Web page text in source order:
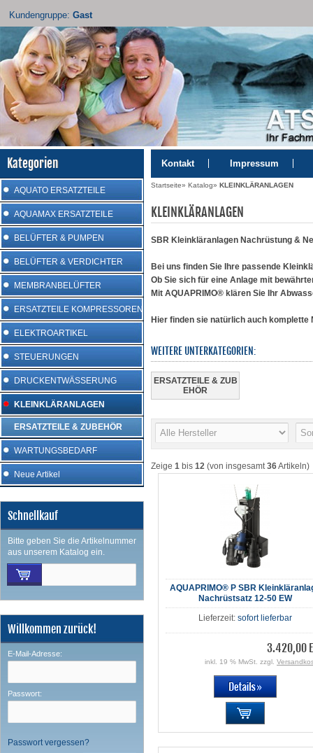
Kundengruppe: Gast
Kategorien
AQUATO ERSATZTEILE
AQUAMAX ERSATZTEILE
BELÜFTER & PUMPEN
BELÜFTER & VERDICHTER
MEMBRANBELÜFTER
ERSATZTEILE KOMPRESSOREN
ELEKTROARTIKEL
STEUERUNGEN
DRUCKENTWÄSSERUNG
KLEINKLÄRANLAGEN
ERSATZTEILE & ZUBEHÖR
WARTUNGSBEDARF
Neue Artikel
Schnellkauf
Bitte geben Sie die Artikelnummer
aus unserem Katalog ein.
Willkommen zurück!
E-Mail-Adresse:
Passwort:
Passwort vergessen?
Kontakt Impressum
Startseite» Katalog» KLEINKLÄRANLAGEN
KLEINKLÄRANLAGEN
SBR Kleinkläranlagen Nachrüstung &
Bei uns finden Sie Ihre passende
Ob Sie sich für eine Anlage mit
Mit AQUAPRIMO® klären Sie Ihr
Hier finden sie natürlich auch
WEITERE UNTERKATEGORIEN:
ERSATZTEILE & ZUB
EHÖR
Zeige 1 bis 12 (von insgesamt36Artikeln)
AQUAPRIMO® P SBR
Nachrüstsatz 12-50 EW
Lieferzeit: sofort lieferbar
3.420,00
inkl. 19 % MwSt. zzgl.